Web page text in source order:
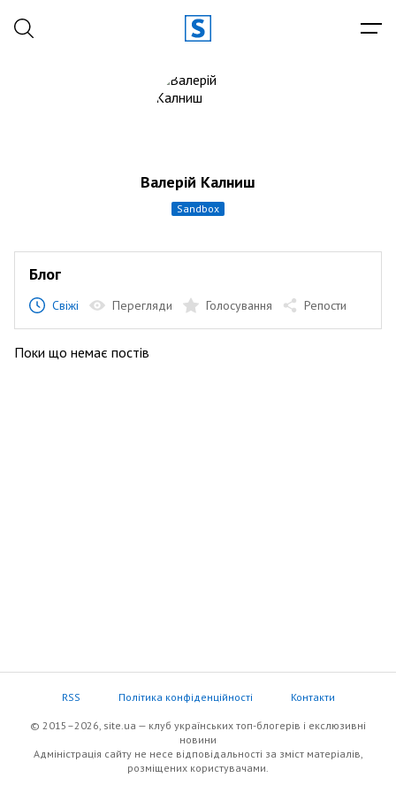
Валерій Калниш
sandbox
Блог
Свіжі Перегляди Голосування Репости
Поки що немає постів
RSS Політика конфіденційності Контакти
© 2015–2026, site.ua — клуб українських топ-блогерів i екслюзивнi
новини
Адміністрація сайту не несе відповідальності за зміст матеріалів,
розміщених користувачами.